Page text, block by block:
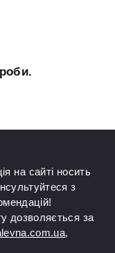
на сайті носить
з
дозволяється за
,